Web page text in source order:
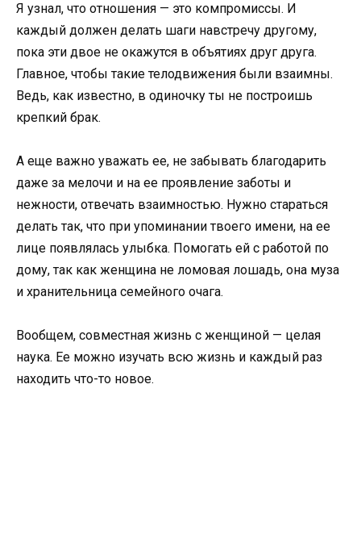
Я узнал, что отношения — это компромиссы. И
каждый должен делать шаги навстречу другому,
пока эти двое не окажутся в объятиях друг друга.
Главное, чтобы такие телодвижения были взаимны.
Ведь, как известно, в одиночку ты не построишь
крепкий брак.
А еще важно уважать ее, не забывать благодарить
даже за мелочи и на ее проявление заботы и
нежности, отвечать взаимностью. Нужно стараться
делать так, что при упоминании твоего имени, на ее
лице появлялась улыбка. Помогать ей с работой по
дому, так как женщина не ломовая лошадь, она муза
и хранительница семейного очага.
Вообщем, совместная жизнь с женщиной — целая
наука. Ее можно изучать всю жизнь и каждый раз
находить что-то новое.